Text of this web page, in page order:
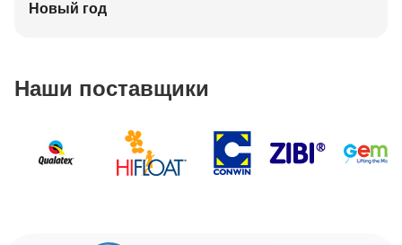
Новый год
Наши поставщики